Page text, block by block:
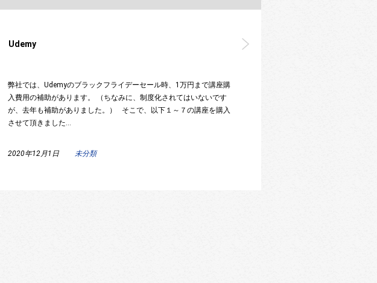
Udemy
弊社では、Udemyのブラックフライデーセール時、1万円まで講座購
入費用の補助があります。 （ちなみに、制度化されてはいないです
が、去年も補助がありました。） そこで、以下１～７の講座を購入
させて頂きました…
2020年12月1日 未分類